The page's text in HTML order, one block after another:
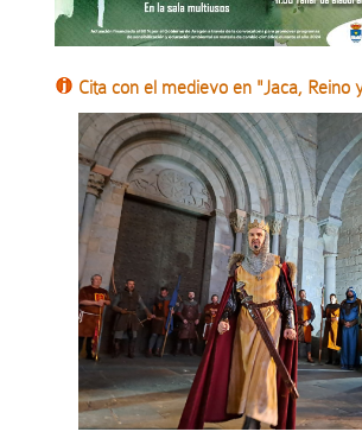
Cita con el medievo en "Jaca, Reino